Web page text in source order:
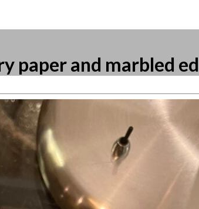
paper and marbled
interesse?